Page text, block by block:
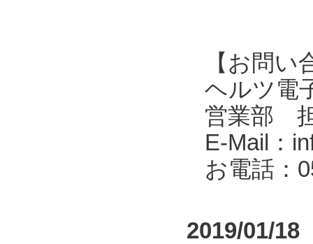
【お問い
ヘルツ電
営業部
E-Mail：
お電話：
2019/01/18